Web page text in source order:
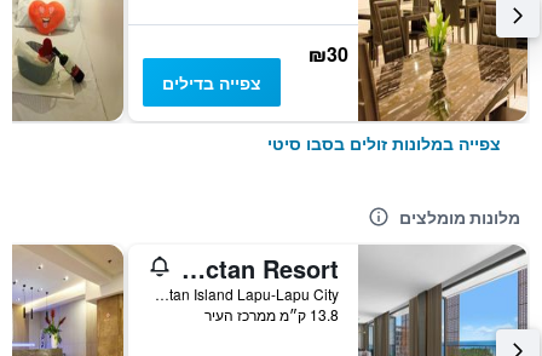
₪30
צפייה בדילים
צפייה במלונות זולים בסבו סיטי
מלונות מומלצים
Sheraton Cebu Mactan Resort
Punta Engaño Road, Mactan Island Lapu-Lapu City, סבו סיטי, פיליפינים
13.8 ק״מ ממרכז העיר